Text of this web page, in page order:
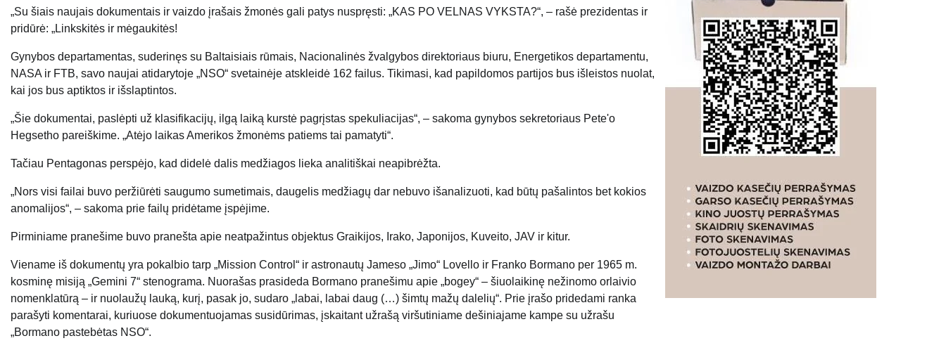
„Su šiais naujais dokumentais ir vaizdo įrašais žmonės gali patys nuspręsti: „KAS PO VELNAS VYKSTA?“, – rašė prezidentas ir
pridūrė: „Linkskitės ir mėgaukitės!
Gynybos departamentas, suderinęs su Baltaisiais rūmais, Nacionalinės žvalgybos direktoriaus biuru, Energetikos departamentu,
NASA ir FTB, savo naujai atidarytoje „NSO“ svetainėje atskleidė 162 failus. Tikimasi, kad papildomos partijos bus išleistos nuolat,
kai jos bus aptiktos ir išslaptintos.
„Šie dokumentai, paslėpti už klasifikacijų, ilgą laiką kurstė pagrįstas spekuliacijas“, – sakoma gynybos sekretoriaus Pete'o
Hegsetho pareiškime. „Atėjo laikas Amerikos žmonėms patiems tai pamatyti“.
Tačiau Pentagonas perspėjo, kad didelė dalis medžiagos lieka analitiškai neapibrėžta.
„Nors visi failai buvo peržiūrėti saugumo sumetimais, daugelis medžiagų dar nebuvo išanalizuoti, kad būtų pašalintos bet kokios
anomalijos“, – sakoma prie failų pridėtame įspėjime.
Pirminiame pranešime buvo pranešta apie neatpažintus objektus Graikijos, Irako, Japonijos, Kuveito, JAV ir kitur.
Viename iš dokumentų yra pokalbio tarp „Mission Control“ ir astronautų Jameso „Jimo“ Lovello ir Franko Bormano per 1965 m.
kosminę misiją „Gemini 7“ stenograma. Nuorašas prasideda Bormano pranešimu apie „bogey“ – šiuolaikinę nežinomo orlaivio
nomenklatūrą – ir nuolaužų lauką, kurį, pasak jo, sudaro „labai, labai daug (…) šimtų mažų dalelių“. Prie įrašo pridedami ranka
parašyti komentarai, kuriuose dokumentuojamas susidūrimas, įskaitant užrašą viršutiniame dešiniajame kampe su užrašu
„Bormano pastebėtas NSO“.